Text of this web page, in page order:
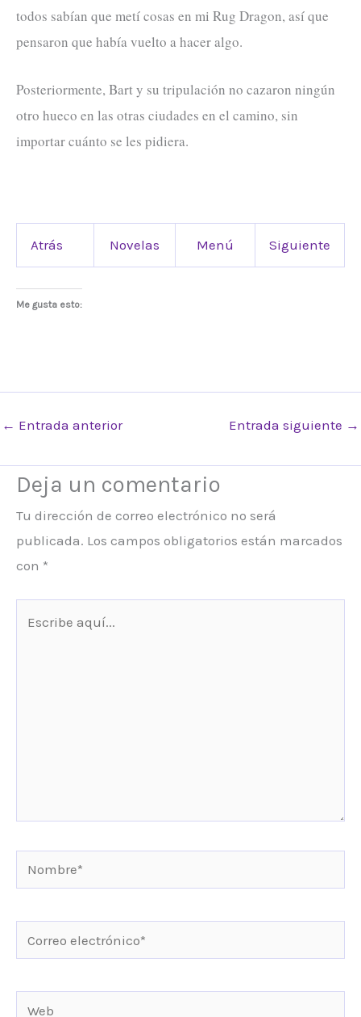
todos sabían que metí cosas en mi Rug Dragon, así que
pensaron que había vuelto a hacer algo.
Posteriormente, Bart y su tripulación no cazaron ningún
otro hueco en las otras ciudades en el camino, sin
importar cuánto se les pidiera.
Atrás Novelas Menú Siguiente
Me gusta esto:
← Entrada anterior Entrada siguiente →
Deja un comentario
Tu dirección de correo electrónico no será
publicada. Los campos obligatorios están marcados
con *
Nombre*
electrónico*